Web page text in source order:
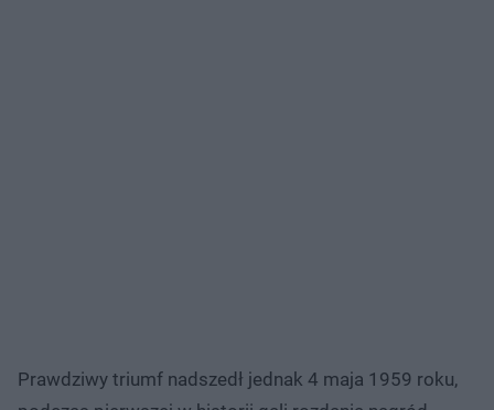
Prawdziwy triumf nadszedł jednak 4 maja 1959 roku,